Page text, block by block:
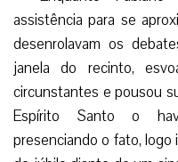
assistência para se
desenrolavam os
janela do recinto,
circunstantes e pousou
Espírito Santo o
presenciando o fato, logo